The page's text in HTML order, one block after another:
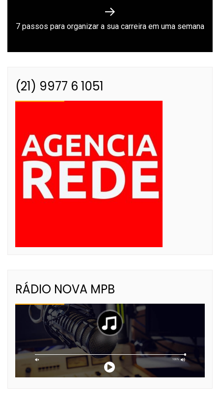
Next
7 passos para organizar a sua carreira em uma semana
(21) 9977 6 1051
RÁDIO NOVA MPB